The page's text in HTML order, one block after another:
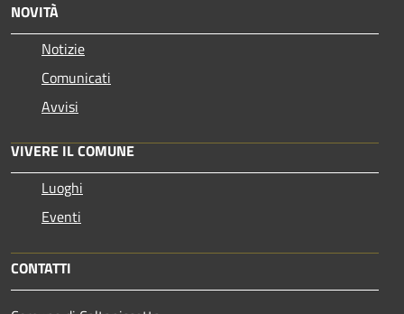
NOVITÀ
Notizie
Comunicati
Avvisi
VIVERE IL COMUNE
Luoghi
Eventi
CONTATTI